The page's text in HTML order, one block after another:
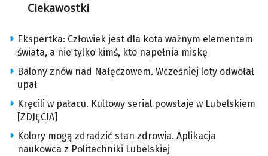
Ciekawostki
Ekspertka: Człowiek jest dla kota ważnym elementem
świata, a nie tylko kimś, kto napełnia miskę
Balony znów nad Nałęczowem. Wcześniej loty odwołał
upał
Kręcili w pałacu. Kultowy serial powstaje w Lubelskiem
[ZDJĘCIA]
Kolory mogą zdradzić stan zdrowia. Aplikacja
naukowca z Politechniki Lubelskiej